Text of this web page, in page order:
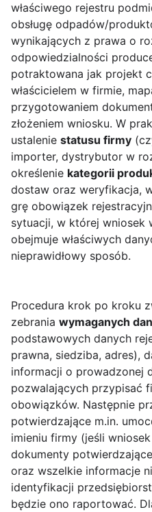
właściwego rejestru
obsługę odpadów/
wynikających z prawa o
odpowiedzialności
potraktowana jak projekt
właścicielem w firmie,
przygotowaniem
złożeniem wniosku. W
ustalenie statusu firmy
importer, dystrybutor w
określenie kategorii
dostaw oraz weryfikacja,
grę obowiązek
sytuacji, w której wniosek
obejmuje właściwych
nieprawidłowy sposób.
Procedura krok po kroku
zebrania wymaganych
podstawowych danych
prawna, siedziba, adres),
informacji o prowadzonej
pozwalających przypisać
obowiązków. Następnie
potwierdzające m.in.
imieniu firmy (jeśli wniosek
dokumenty
oraz wszelkie informacje
identyfikacji
będzie ono raportować.